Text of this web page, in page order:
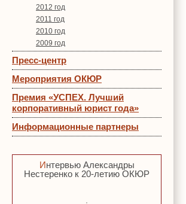
2012 год
2011 год
2010 год
2009 год
Пресс-центр
Мероприятия ОКЮР
Премия «УСПЕХ. Лучший
корпоративный юрист года»
Информационные партнеры
Интервью Александры
Нестеренко к 20-летию ОКЮР